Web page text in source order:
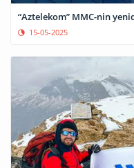
“Aztelekom” MMC-nin
15-05-2025